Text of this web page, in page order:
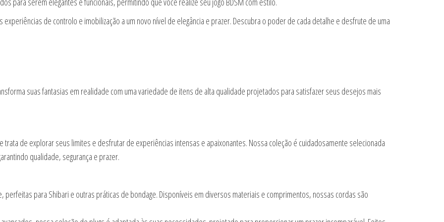
experiências de controlo e imobilização a um novo nível de elegância e prazer. Descubra o poder de cada detalhe e desfrute de uma
suas fantasias em realidade com uma variedade de itens de alta qualidade projetados para satisfazer seus desejos mais
de explorar seus limites e desfrutar de experiências intensas e apaixonantes. Nossa coleção é cuidadosamente selecionada
qualidade, segurança e prazer.
perfeitas para Shibari e outras práticas de bondage. Disponíveis em diversos materiais e comprimentos, nossas cordas são